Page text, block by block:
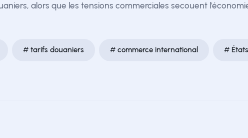
alors que les tensions commerciales secouent
tarifs douaniers commerce international